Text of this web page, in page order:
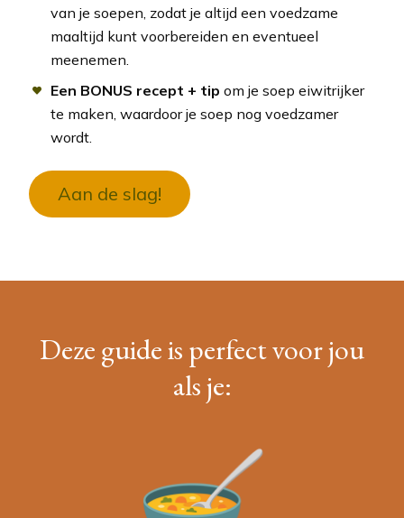
van je soepen, zodat je altijd een voedzame
maaltijd kunt voorbereiden en eventueel
meenemen.
Een BONUS recept + tip om je soep eiwitrijker
te maken, waardoor je soep nog voedzamer
wordt.
Aan de slag!
Deze guide is perfect voor jou
als je: